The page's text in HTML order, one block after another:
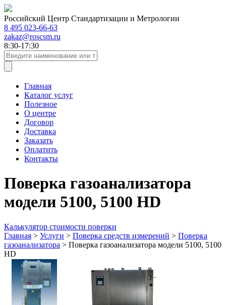
Российский Центр Стандартизации и Метрологии
8 495 023-66-63
zakaz@roscsm.ru
8:30-17:30
Главная
Каталог услуг
Полезное
О центре
Договор
Доставка
Заказать
Оплатить
Контакты
Поверка газоанализатора
модели 5100, 5100 HD
Калькулятор стоимости поверки
Главная > Услуги > Поверка средств измерений > Поверка
газоанализатора > Поверка газоанализатора модели 5100, 5100
HD